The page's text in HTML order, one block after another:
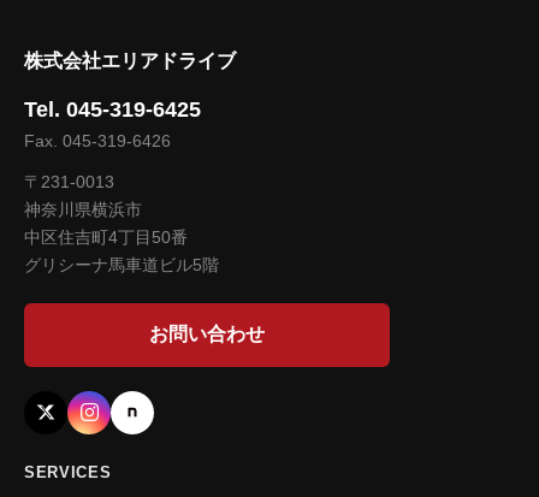
株式会社エリアドライブ
Tel. 045-319-6425
Fax. 045-319-6426
〒231-0013
神奈川県横浜市
中区住吉町4丁目50番
グリシーナ馬車道ビル5階
お問い合わせ
SERVICES